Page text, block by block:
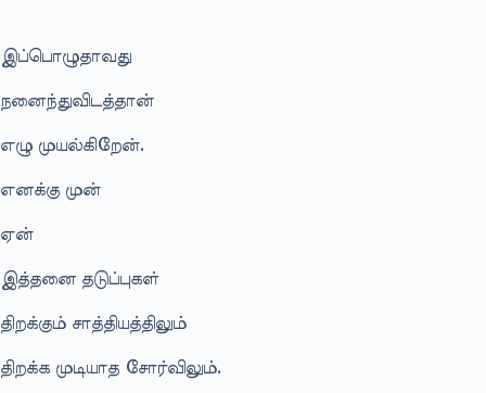
இப்பொழுதாவது
நனைந்துவிடத்தான்
எழு முயல்கிறேன்.
எனக்கு முன்
ஏன்
இத்தனை தடுப்புகள்
திறக்கும் சாத்தியத்திலும்
திறக்க முடியாத சோர்விலும்.